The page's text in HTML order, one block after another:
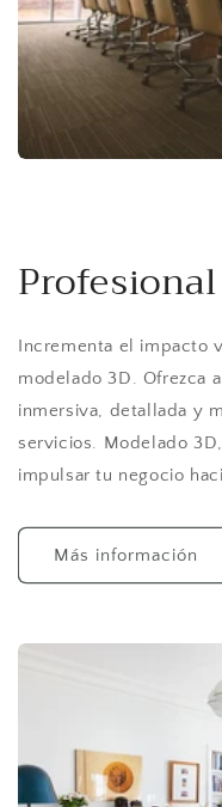
Profesional
Incrementa el impacto
modelado 3D. Ofrezca
inmersiva, detallada y
servicios. Modelado
impulsar tu negocio
Más información